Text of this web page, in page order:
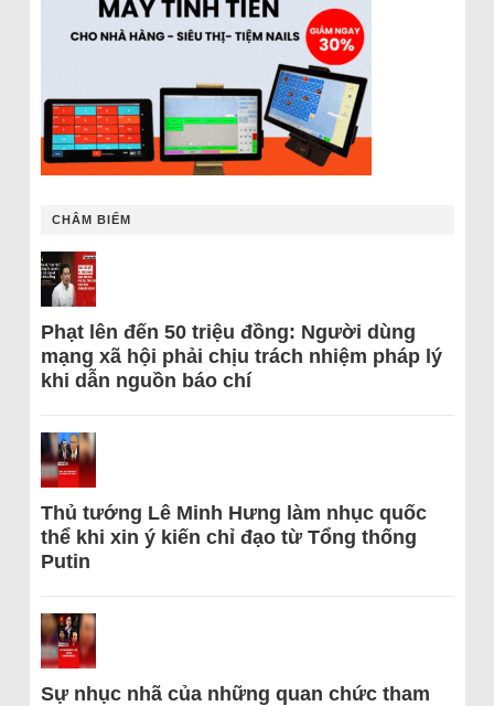
CHÂM BIẾM
Phạt lên đến 50 triệu đồng: Người dùng
mạng xã hội phải chịu trách nhiệm pháp lý
khi dẫn nguồn báo chí
Thủ tướng Lê Minh Hưng làm nhục quốc
thể khi xin ý kiến chỉ đạo từ Tổng thống
Putin
Sự nhục nhã của những quan chức tham